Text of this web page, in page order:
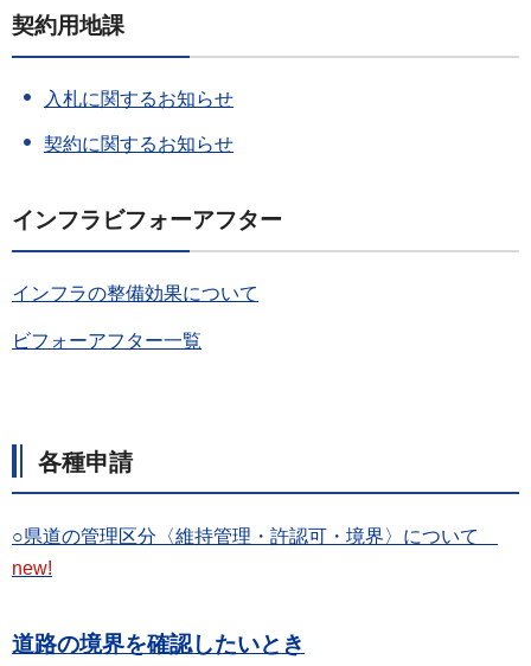
契約用地課
入札に関するお知らせ
契約に関するお知らせ
インフラビフォーアフター
インフラの整備効果について
ビフォーアフター一覧
各種申請
○県道の管理区分〈維持管理・許認可・境界〉について
new!
道路の境界を確認したいとき